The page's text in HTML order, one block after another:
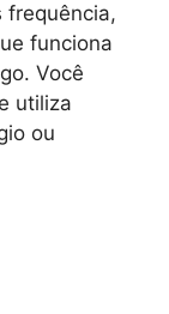
frequência,
funciona
Você
utiliza
ou